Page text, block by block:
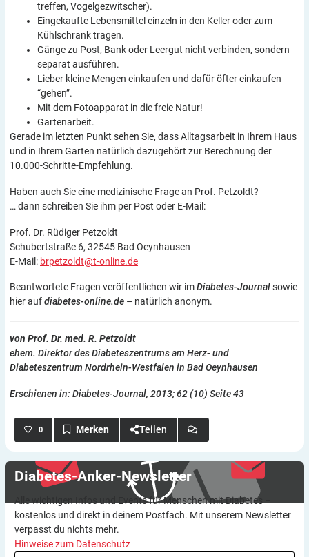
treffen, Vogelgezwitscher).
Eingekaufte Lebensmittel einzeln in den Keller oder zum
Kühlschrank tragen.
Gänge zu Post, Bank oder Leergut nicht verbinden, sondern
separat ausführen.
Lieber kleine Mengen einkaufen und dafür öfter einkaufen
“gehen”.
Mit dem Fotoapparat in die freie Natur!
Gartenarbeit.
Gerade im letzten Punkt sehen Sie, dass Alltagsarbeit in Ihrem Haus
und in Ihrem Garten natürlich dazugehört zur Berechnung der
10.000-Schritte-Empfehlung.
Haben auch Sie eine medizinische Frage an Prof. Petzoldt?
… dann schreiben Sie ihm per Post oder E-Mail:
Prof. Dr. Rüdiger Petzoldt​
Schubertstraße 6, 32545 Bad Oeynhausen
E-Mail: brpetzoldt@t-online.de
Beantwortete Fragen veröffentlichen wir imDiabetes-Journalsowie
hier aufdiabetes-online.de – natürlich anonym.
von Prof. Dr. med. R. Petzoldt
ehem. Direktor des Diabeteszentrums am Herz- und
Diabeteszentrum Nordrhein-Westfalen in Bad Oeynhausen
Erschienen in: Diabetes-Journal, 2013; 62 (10) Seite 43
0 Teilen
Diabetes-Anker-Newsletter
Alle wichtigen Infos und Events für Menschen mit Diabetes –
kostenlos und direkt in deinem Postfach. Mit unserem Newsletter
verpasst du nichts mehr.
Hinweise zum Datenschutz